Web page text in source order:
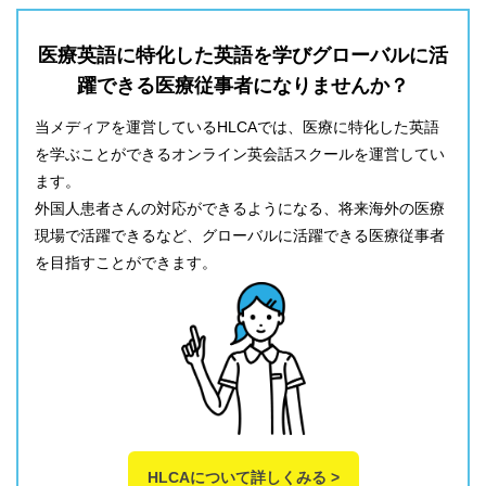
医療英語に特化した英語を学びグローバルに活
躍できる医療従事者になりませんか？
当メディアを運営しているHLCAでは、医療に特化した英語
を学ぶことができるオンライン英会話スクールを運営してい
ます。
外国人患者さんの対応ができるようになる、将来海外の医療
現場で活躍できるなど、グローバルに活躍できる医療従事者
を目指すことができます。
HLCAについて詳しくみる >